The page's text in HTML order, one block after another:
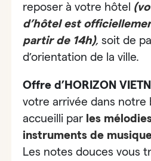
reposer à votre hôtel (
d’hôtel est
partir de 14h), soit de
d’orientation de la ville.
Offre d’HORIZON
votre arrivée dans notre
accueilli par les
instruments de
Les notes douces vous